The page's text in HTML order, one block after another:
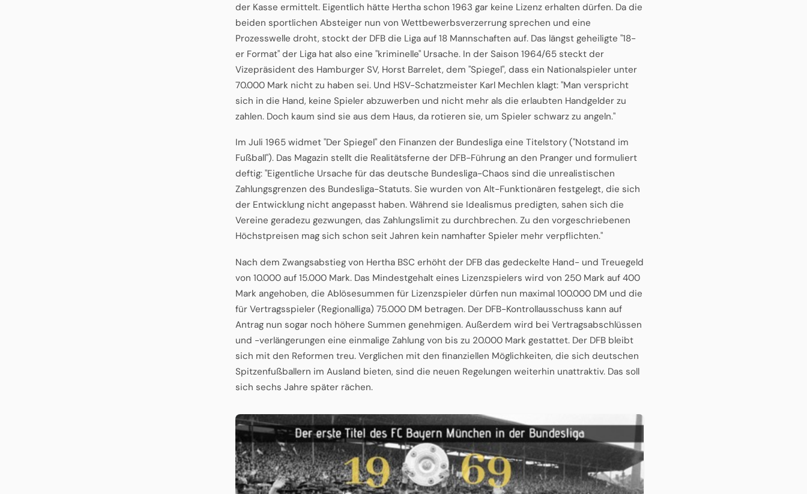
der Kasse ermittelt. Eigentlich hätte Hertha schon 1963 gar keine Lizenz erhalten dürfen. Da die
beiden sportlichen Absteiger nun von Wettbewerbsverzerrung sprechen und eine
Prozesswelle droht, stockt der DFB die Liga auf 18 Mannschaften auf. Das längst geheiligte "18-
er Format" der Liga hat also eine "kriminelle" Ursache. In der Saison 1964/65 steckt der
Vizepräsident des Hamburger SV, Horst Barrelet, dem "Spiegel", dass ein Nationalspieler unter
70.000 Mark nicht zu haben sei. Und HSV-Schatzmeister Karl Mechlen klagt: "Man verspricht
sich in die Hand, keine Spieler abzuwerben und nicht mehr als die erlaubten Handgelder zu
zahlen. Doch kaum sind sie aus dem Haus, da rotieren sie, um Spieler schwarz zu angeln."
Im Juli 1965 widmet "Der Spiegel" den Finanzen der Bundesliga eine Titelstory ("Notstand im
Fußball"). Das Magazin stellt die Realitätsferne der DFB-Führung an den Pranger und formuliert
deftig: "Eigentliche Ursache für das deutsche Bundesliga-Chaos sind die unrealistischen
Zahlungsgrenzen des Bundesliga-Statuts. Sie wurden von Alt-Funktionären festgelegt, die sich
der Entwicklung nicht angepasst haben. Während sie Idealismus predigten, sahen sich die
Vereine geradezu gezwungen, das Zahlungslimit zu durchbrechen. Zu den vorgeschriebenen
Höchstpreisen mag sich schon seit Jahren kein namhafter Spieler mehr verpflichten."
Nach dem Zwangsabstieg von Hertha BSC erhöht der DFB das gedeckelte Hand- und Treuegeld
von 10.000 auf 15.000 Mark. Das Mindestgehalt eines Lizenzspielers wird von 250 Mark auf 400
Mark angehoben, die Ablösesummen für Lizenzspieler dürfen nun maximal 100.000 DM und die
für Vertragsspieler (Regionalliga) 75.000 DM betragen. Der DFB-Kontrollausschuss kann auf
Antrag nun sogar noch höhere Summen genehmigen. Außerdem wird bei Vertragsabschlüssen
und -verlängerungen eine einmalige Zahlung von bis zu 20.000 Mark gestattet. Der DFB bleibt
sich mit den Reformen treu. Verglichen mit den finanziellen Möglichkeiten, die sich deutschen
Spitzenfußballern im Ausland bieten, sind die neuen Regelungen weiterhin unattraktiv. Das soll
sich sechs Jahre später rächen.